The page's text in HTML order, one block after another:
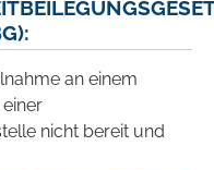
an einem
nicht bereit und